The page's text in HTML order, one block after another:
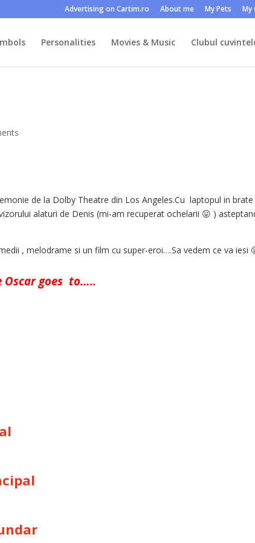
Advertising on Cartim.ro About me My Pets My
Personalities Movies & Music Clubul
de la Dolby Theatre din Los Angeles.Cu laptopul in brate
alaturi de Denis (mi-am recuperat ochelarii 😛 )
, melodrame si un film cu super-eroi….Sa vedem ce va iesi
Oscar goes to…..